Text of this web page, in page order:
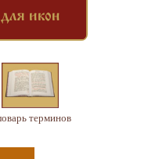
икон
терминов